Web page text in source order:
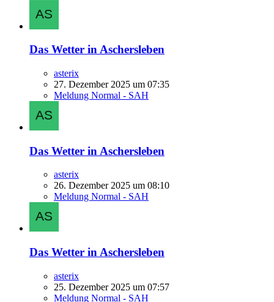
Das Wetter in Aschersleben
asterix
27. Dezember 2025 um 07:35
Meldung Normal - SAH
Das Wetter in Aschersleben
asterix
26. Dezember 2025 um 08:10
Meldung Normal - SAH
Das Wetter in Aschersleben
asterix
25. Dezember 2025 um 07:57
Meldung Normal - SAH